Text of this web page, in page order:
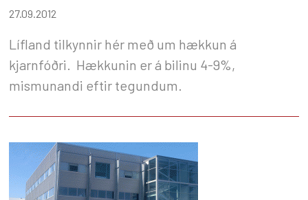
27.09.2012
Lífland tilkynnir hér með um hækkun á
kjarnfóðri. Hækkunin er á bilinu 4-9%,
mismunandi eftir tegundum.